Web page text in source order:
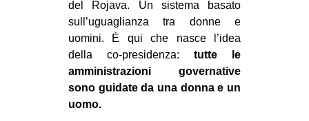
del Rojava. Un sistema basato
sull’uguaglianza tra donne e
uomini. È qui che nasce l’idea
della co-presidenza: tutte le
amministrazioni governative
sono guidate da una donna e un
uomo.